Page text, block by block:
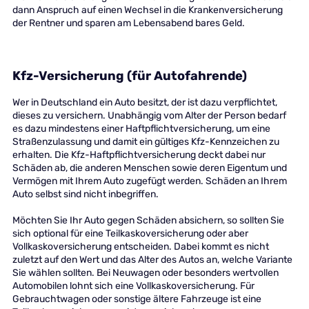
dann Anspruch auf einen Wechsel in die Krankenversicherung
der Rentner und sparen am Lebensabend bares Geld.
Kfz-Versicherung (für Autofahrende)
Wer in Deutschland ein Auto besitzt, der ist dazu verpflichtet,
dieses zu versichern. Unabhängig vom Alter der Person bedarf
es dazu mindestens einer Haftpflichtversicherung, um eine
Straßenzulassung und damit ein gültiges Kfz-Kennzeichen zu
erhalten. Die Kfz-Haftpflichtversicherung deckt dabei nur
Schäden ab, die anderen Menschen sowie deren Eigentum und
Vermögen mit Ihrem Auto zugefügt werden. Schäden an Ihrem
Auto selbst sind nicht inbegriffen.
Möchten Sie Ihr Auto gegen Schäden absichern, so sollten Sie
sich optional für eine Teilkaskoversicherung oder aber
Vollkaskoversicherung entscheiden. Dabei kommt es nicht
zuletzt auf den Wert und das Alter des Autos an, welche Variante
Sie wählen sollten. Bei Neuwagen oder besonders wertvollen
Automobilen lohnt sich eine Vollkaskoversicherung. Für
Gebrauchtwagen oder sonstige ältere Fahrzeuge ist eine